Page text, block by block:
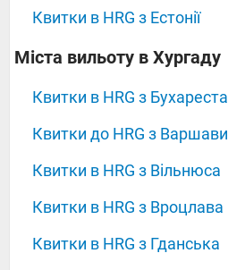
Квитки в HRG з Естонії
‍‍‍‍‍Міста вильоту в Хургаду
Квитки в HRG з Бухареста
Квитки до HRG з Варшави
Квитки в HRG з Вільнюса
Квитки в HRG з Вроцлава
Квитки в HRG з Гданська